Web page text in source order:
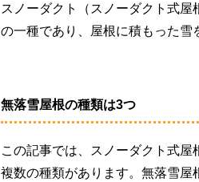
スノーダクト（スノーダクト式屋
の一種であり、屋根に積もった雪
無落雪屋根の種類は3つ
この記事では、スノーダクト式
複数の種類があります。無落雪屋